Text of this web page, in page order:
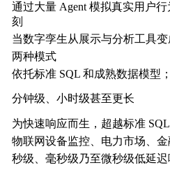
通过大量 Agent 模拟真实用户
刻
当数字孪生从展示与分析工具
两种模式
依托标准 SQL 和成熟数据模型
分钟级、小时级甚至更长
为快速响应而生，超越标准
物联网设备监控、电力市场、
秒级、毫秒级乃至微秒级低延迟